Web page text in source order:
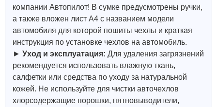
компании Автопилот! В сумке предусмотрены ручки,
а также вложен лист А4 с названием модели
автомобиля для которой пошиты чехлы и краткая
инструкция по установке чехлов на автомобиль.
► Уход и эксплуатация: Для удаления загрязнений
рекомендуется использовать влажную ткань,
салфетки или средства по уходу за натуральной
кожей. Не используйте для чистки авточехлов
хлорсодержащие порошки, пятновыводители,